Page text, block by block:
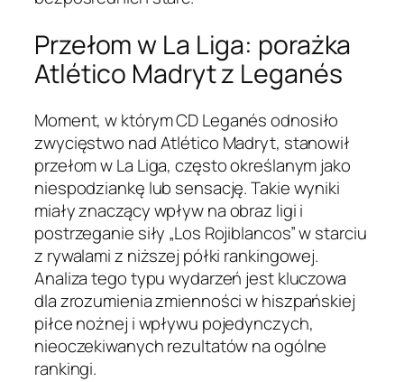
Przełom w La Liga: porażka
Atlético Madryt z Leganés
Moment, w którym CD Leganés odnosiło
zwycięstwo nad Atlético Madryt, stanowił
przełom w La Liga, często określanym jako
niespodziankę lub sensację. Takie wyniki
miały znaczący wpływ na obraz ligi i
postrzeganie siły „Los Rojiblancos” w starciu
z rywalami z niższej półki rankingowej.
Analiza tego typu wydarzeń jest kluczowa
dla zrozumienia zmienności w hiszpańskiej
piłce nożnej i wpływu pojedynczych,
nieoczekiwanych rezultatów na ogólne
rankingi.